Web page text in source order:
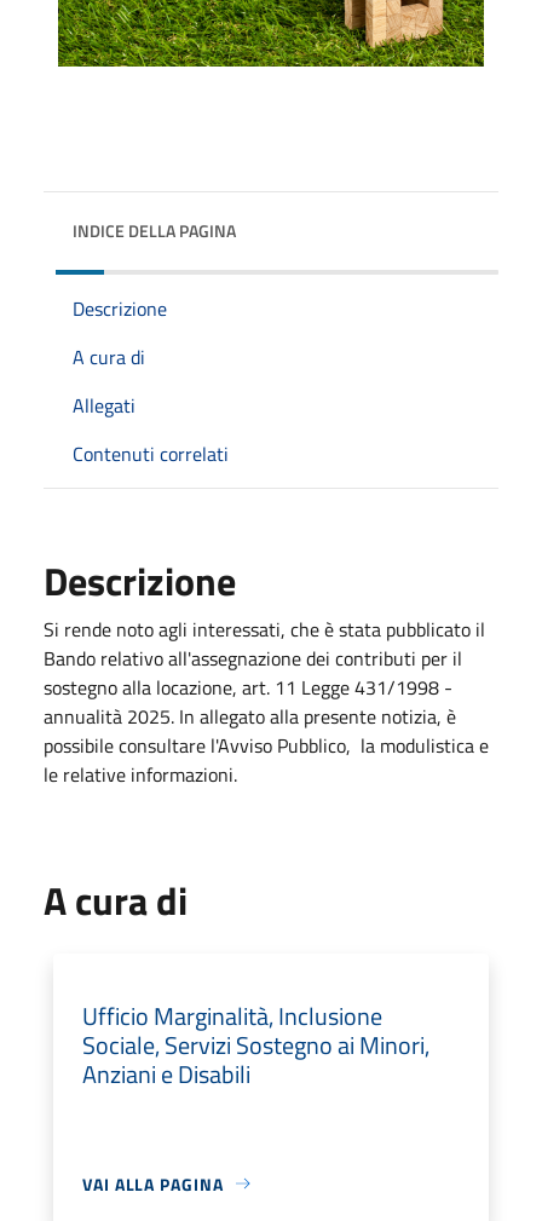
INDICE DELLA PAGINA
Descrizione
A cura di
Allegati
Contenuti correlati
Descrizione
Si rende noto agli interessati, che è stata pubblicato il
Bando relativo all'assegnazione dei contributi per il
sostegno alla locazione, art. 11 Legge 431/1998 -
annualità 2025. In allegato alla presente notizia, è
possibile consultare l'Avviso Pubblico, la modulistica e
le relative informazioni.
A cura di
Ufficio Marginalità, Inclusione
Sociale, Servizi Sostegno ai Minori,
Anziani e Disabili
VAI ALLA PAGINA